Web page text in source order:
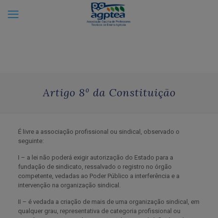
Artigo 8º da Constituição
É livre a associação profissional ou sindical, observado o
seguinte:
I – a lei não poderá exigir autorização do Estado para a
fundação de sindicato, ressalvado o registro no órgão
competente, vedadas ao Poder Público a interferência e a
intervenção na organização sindical.
II – é vedada a criação de mais de uma organização sindical, em
qualquer grau, representativa de categoria profissional ou